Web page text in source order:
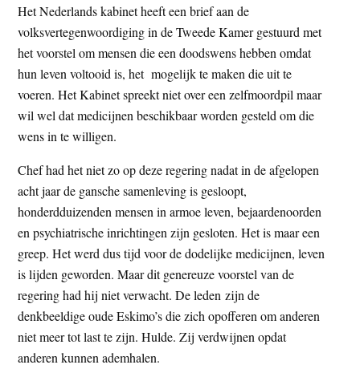
i
t
e
z
e
s
i
t
e
Het Nederlands kabinet heeft een brief aan de
volksvertegenwoordiging in de Tweede Kamer gestuurd met
het voorstel om mensen die een doodswens hebben omdat
hun leven voltooid is, het mogelijk te maken die uit te
voeren. Het Kabinet spreekt niet over een zelfmoordpil maar
wil wel dat medicijnen beschikbaar worden gesteld om die
wens in te willigen.
Chef had het niet zo op deze regering nadat in de afgelopen
acht jaar de gansche samenleving is gesloopt,
honderdduizenden mensen in armoe leven, bejaardenoorden
en psychiatrische inrichtingen zijn gesloten. Het is maar een
greep. Het werd dus tijd voor de dodelijke medicijnen, leven
is lijden geworden. Maar dit genereuze voorstel van de
regering had hij niet verwacht. De leden zijn de
denkbeeldige oude Eskimo’s die zich opofferen om anderen
niet meer tot last te zijn. Hulde. Zij verdwijnen opdat
anderen kunnen ademhalen.